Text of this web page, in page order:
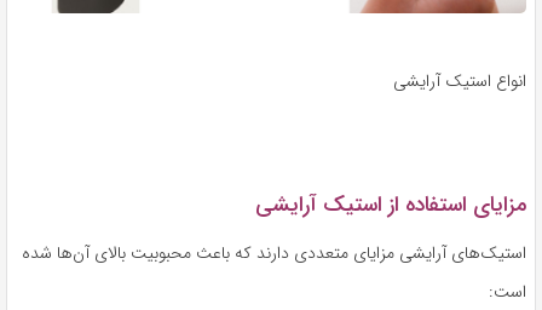
انواع استیک آرایشی
مزایای استفاده از استیک آرایشی
استیک‌های آرایشی مزایای متعددی دارند که باعث محبوبیت بالای آن‌ها شده
است: